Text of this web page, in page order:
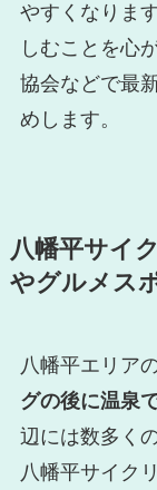
やすくなりま
しむことを心
協会などで最
めします。
八幡平サイ
やグルメス
八幡平エリア
グの後に温泉
辺には数多く
八幡平サイク